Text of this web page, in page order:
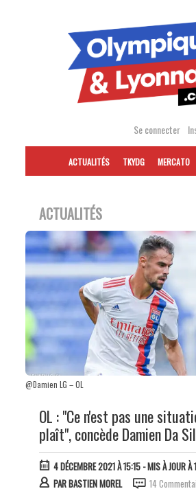
Se connecter
ACTUALITÉS TKYDG MERCATO
ACTUALITÉS
@Damien LG – OL
OL : "Ce n'est pas une
plaît", concède Damien Da
4 DÉCEMBRE 2021 À 15:15- MIS À JOUR À
PARBASTIEN MOREL 14